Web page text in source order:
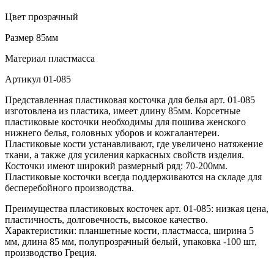
Цвет прозрачный
Размер 85мм
Материал пластмасса
Артикул 01-085
Представленная пластиковая косточка для белья арт. 01-085
изготовлена из пластика, имеет длину 85мм. Корсетные
пластиковые косточки необходимы для пошива женского
нижнего белья, головных уборов и кожгалантереи.
Пластиковые кости устанавливают, где увеличено натяжение
ткани, а также для усиления каркасных свойств изделия.
Косточки имеют широкий размерный ряд: 70-200мм.
Пластиковые косточки всегда поддерживаются на складе для
бесперебойного производства.
Преимущества пластиковых косточек арт. 01-085: низкая цена,
пластичность, долговечность, высокое качество.
Характеристики: планшетные кости, пластмасса, ширина 5
мм, длина 85 мм, полупрозрачный белый, упаковка -100 шт,
производство Греция.